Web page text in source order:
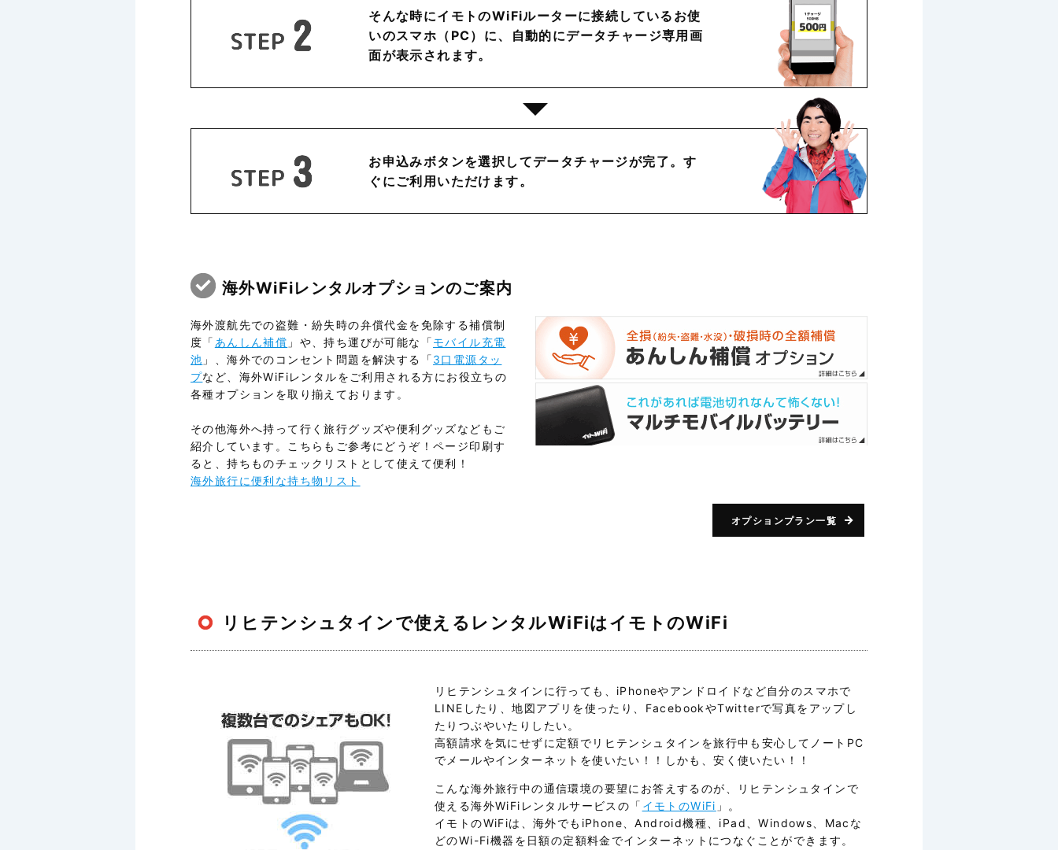
そんな時にイモトのWiFiルーターに接続しているお使
いのスマホ（PC）に、自動的にデータチャージ専用画
面が表示されます。
お申込みボタンを選択してデータチャージが完了。す
ぐにご利用いただけます。
海外WiFiレンタルオプションのご案内
海外渡航先での盗難・紛失時の弁償代金を免除する補償制
度「 あんしん補償 」や、持ち運びが可能な「モバイル充電
池 」、海外でのコンセント問題を解決する「3口電源タッ
プなど、海外WiFiレンタルをご利用される方にお役立ちの
各種オプションを取り揃えております。
その他海外へ持って行く旅行グッズや便利グッズなどもご
紹介しています。こちらもご参考にどうぞ！ページ印刷す
ると、持ちものチェックリストとして使えて便利！
海外旅行に便利な持ち物リスト
オプションプラン一覧
リヒテンシュタインで使えるレンタルWiFiはイモトのWiFi
リヒテンシュタインに行っても、iPhoneやアンドロイドなど自分のスマホで
LINEしたり、地図アプリを使ったり、FacebookやTwitterで写真をアップし
たりつぶやいたりしたい。
高額請求を気にせずに定額でリヒテンシュタインを旅行中も安心してノートPC
でメールやインターネットを使いたい！！しかも、安く使いたい！！
こんな海外旅行中の通信環境の要望にお答えするのが、リヒテンシュタインで
使える海外WiFiレンタルサービスの「 イモトのWiFi 」。
イモトのWiFiは、海外でもiPhone、Android機種、iPad、Windows、Macな
どのWi-Fi機器を日額の定額料金でインターネットにつなぐことができます。